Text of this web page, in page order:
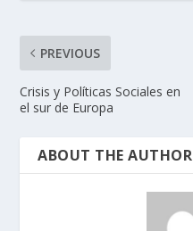
PREVIOUS
Crisis y Políticas Sociales en
el sur de Europa
ABOUT THE AUTHOR